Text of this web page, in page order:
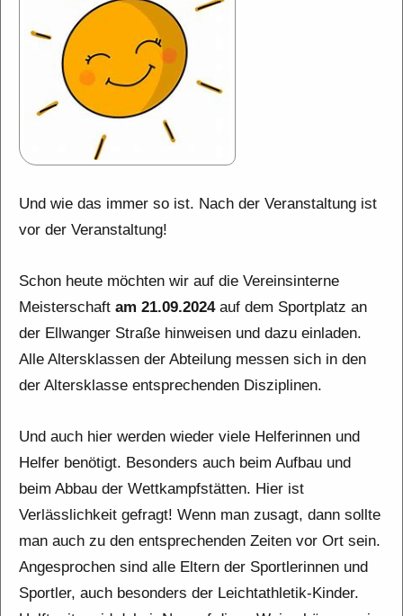
Und wie das immer so ist. Nach der Veranstaltung ist
vor der Veranstaltung!
Schon heute möchten wir auf die Vereinsinterne
Meisterschaft am 21.09.2024auf dem Sportplatz an
der Ellwanger Straße hinweisen und dazu einladen.
Alle Altersklassen der Abteilung messen sich in den
der Altersklasse entsprechenden Disziplinen.
Und auch hier werden wieder viele Helferinnen und
Helfer benötigt. Besonders auch beim Aufbau und
beim Abbau der Wettkampfstätten. Hier ist
Verlässlichkeit gefragt! Wenn man zusagt, dann sollte
man auch zu den entsprechenden Zeiten vor Ort sein.
Angesprochen sind alle Eltern der Sportlerinnen und
Sportler, auch besonders der Leichtathletik-Kinder.